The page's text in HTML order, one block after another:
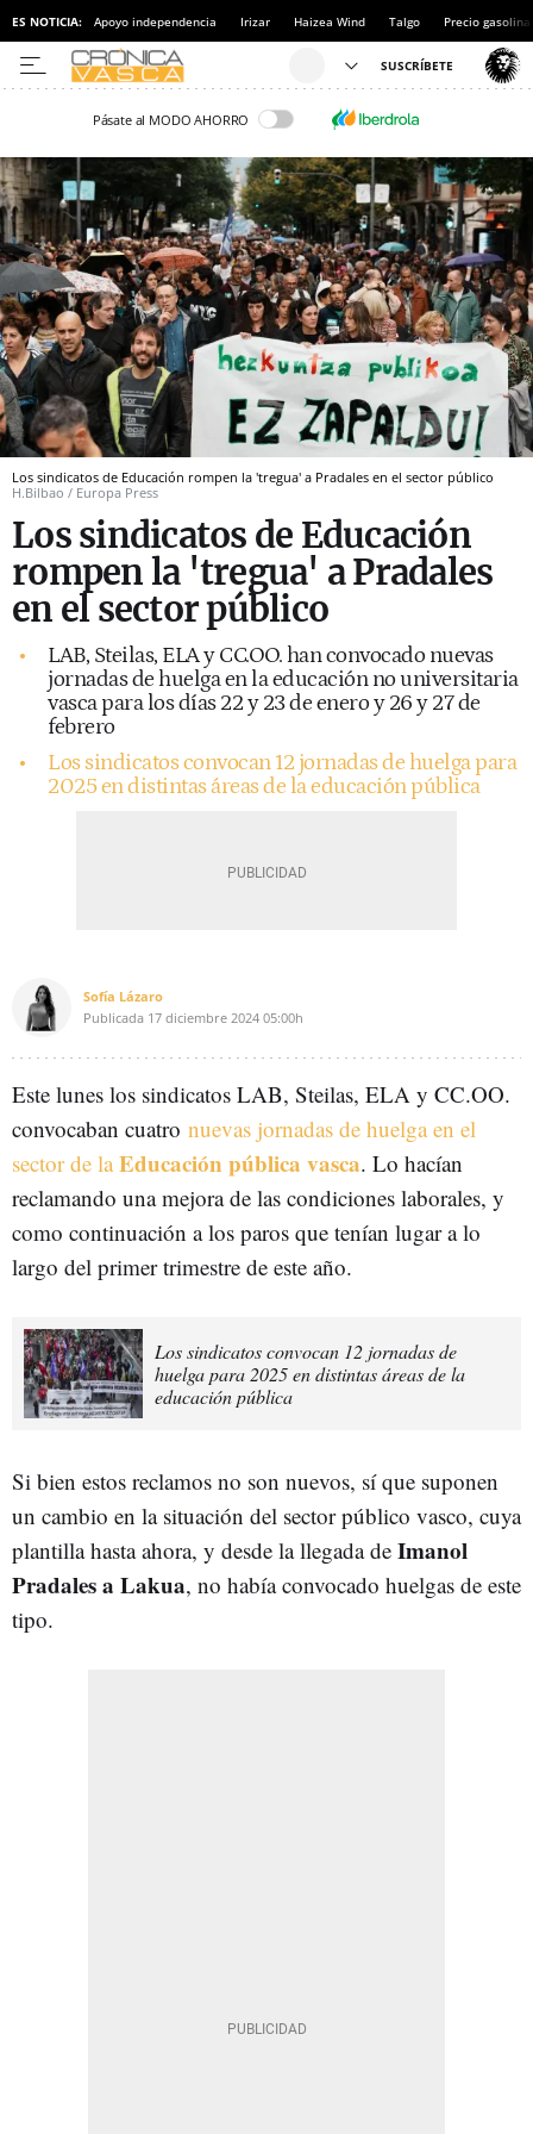
ES NOTICIA: Apoyo independencia Irizar Haizea Wind Talgo Precio gasolina
Pásate al MODO AHORRO
Los sindicatos de Educación rompen la 'tregua' a Pradales en el sector público
H.Bilbao / Europa Press
Los sindicatos de Educación
rompen la 'tregua' a Pradales
en el sector público
LAB, Steilas, ELA y CC.OO. han convocado nuevas
jornadas de huelga en la educación no universitaria
vasca para los días 22 y 23 de enero y 26 y 27 de
febrero
Los sindicatos convocan 12 jornadas de huelga para
2025 en distintas áreas de la educación pública
Sofía Lázaro
Publicada 17 diciembre 2024 05:00h
Este lunes los sindicatos LAB, Steilas, ELA y CC.OO.
convocaban cuatro nuevas jornadas de huelga en el
sector de laEducación pública vasca. Lo hacían
reclamando una mejora de las condiciones laborales, y
como continuación a los paros que tenían lugar a lo
largo del primer trimestre de este año.
Los sindicatos convocan 12 jornadas de
huelga para 2025 en distintas áreas de la
educación pública
Si bien estos reclamos no son nuevos, sí que suponen
un cambio en la situación del sector público vasco, cuya
plantilla hasta ahora, y desde la llegada de Imanol
Pradales a Lakua, no había convocado huelgas de este
tipo.